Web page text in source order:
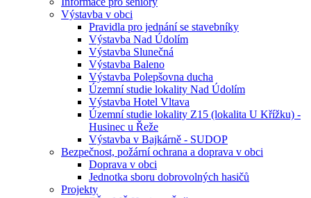
Výstavba v obci
Pravidla pro jednání se stavebníky
Výstavba Nad Údolím
Výstavba Slunečná
Výstavba Baleno
Výstavba Polepšovna ducha
Územní studie lokality Nad Údolím
Výstavba Hotel Vltava
Územní studie lokality Z15 (lokalita U Křížku) -
Husinec u Řeže
Výstavba v Bajkárně - SUDOP
Bezpečnost, požární ochrana a doprava v obci
Doprava v obci
Jednotka sboru dobrovolných hasičů
Projekty